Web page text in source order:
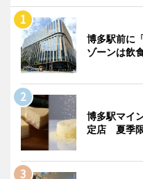
博多駅前に
ゾーンは飲
博多駅マイ
定店 夏季